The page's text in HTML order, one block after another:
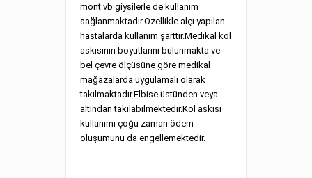
mont vb giysilerle de kullanım
sağlanmaktadır.Özellikle alçı yapılan
hastalarda kullanım şarttır.Medikal kol
askısının boyutlarını bulunmakta ve
bel çevre ölçüsüne göre medikal
mağazalarda uygulamalı olarak
takılmaktadır.Elbise üstünden veya
altından takılabilmektedir.Kol askısı
kullanımı çoğu zaman ödem
oluşumunu da engellemektedir.